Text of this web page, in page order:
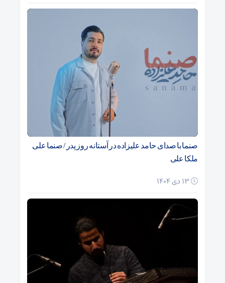
صنما با صدای حامد علیزاده در آستانه روز پدر / صنما علی
ملکا علی